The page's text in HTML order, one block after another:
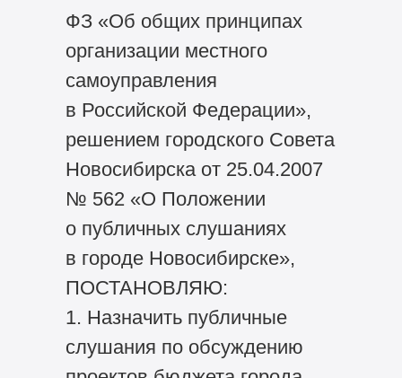
ФЗ «Об общих принципах
организации местного
самоуправления
в Российской Федерации»,
решением городского Совета
Новосибирска от 25.04.2007
№ 562 «О Положении
о публичных слушаниях
в городе Новосибирске»,
ПОСТАНОВЛЯЮ:
1. Назначить публичные
слушания по обсуждению